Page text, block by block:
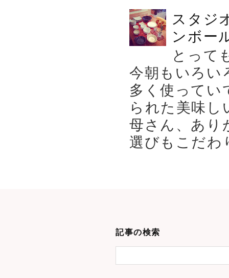
スタジ
ンボー
とって
今朝もいろい
多く使ってい
られた美味
母さん、あり
選びもこだ
記事の検索